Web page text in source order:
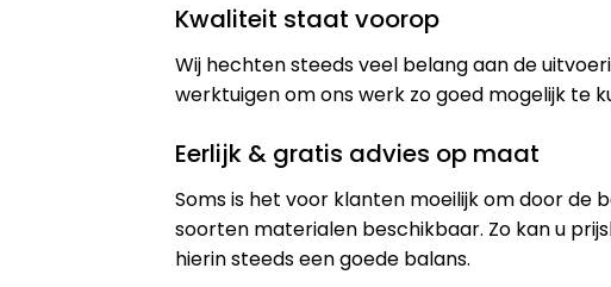
Kwaliteit staat voorop
Wij hechten steeds veel belang aan de
werktuigen om ons werk zo goed mogelijk te
Eerlijk & gratis advies op maat
Soms is het voor klanten moeilijk om door de
soorten materialen beschikbaar. Zo kan u
hierin steeds een goede balans.